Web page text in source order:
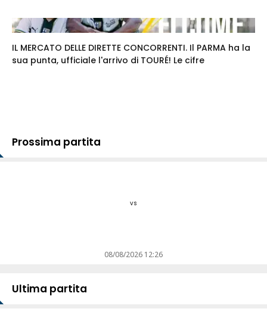
IL MERCATO DELLE DIRETTE CONCORRENTI. Il PARMA ha la
sua punta, ufficiale l'arrivo di TOURÉ! Le cifre
Prossima partita
vs
08/08/2026 12:26
Ultima partita